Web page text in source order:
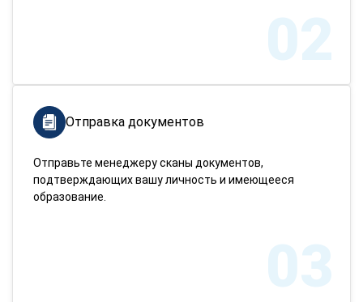
02
Отправка документов
Отправьте менеджеру сканы документов,
подтверждающих вашу личность и имеющееся
образование.
03